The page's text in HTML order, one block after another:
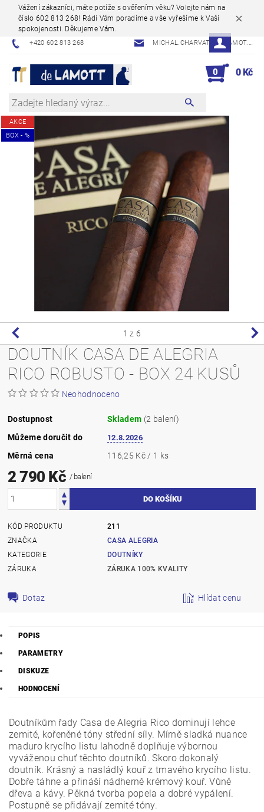
Vážení zákazníci, máte potíže s ověřením věku? Volejte nám na
číslo 602 813 268! Rádi Vám poradíme a vše vyřešíme k Vaší
spokojenosti. Děkujeme Vám.
+420 602 813 268 MICHAL.CHARVAT@DELAMOT.CZ
0 0 Kč
AKCE
BOX - %
1 z 6
DOUTNÍK CASA DE ALEGRIA
RICO ROBUSTO - BOX 24 KUSŮ
Neohodnoceno
Dostupnost Skladem (2 balení)
Můžeme doručit do
12.8.2026
Měrná cena 116,25 Kč / 1 ks
2 790 Kč / balení
KÓD PRODUKTU
211
ZNAČKA
CASA ALEGRIA
KATEGORIE
DOUTNÍKY
ZÁRUKA
ZÁRUKA 100% KVALITY
Dotaz Hlídat cenu
POPIS
PARAMETRY
DISKUZE
HODNOCENÍ
Doutníkům řady Casa de Alegria Rico dominují lehce
zemité, kořeněné tóny střední síly. Mírně sladká nuance
maduro krycího listu lahodně doplňuje výbornou
vyváženou chuť těchto doutníků. Skoro dokonalý
doutník. Krásný a nasládlý kouř z tmavého krycího listu.
Dobře táhne a přináší nádherně krémový kouř. Vůně
dřeva a kávy. Pěkná tvorba popela a dobré vypálení.
Postupně se přidávají zemité tóny.